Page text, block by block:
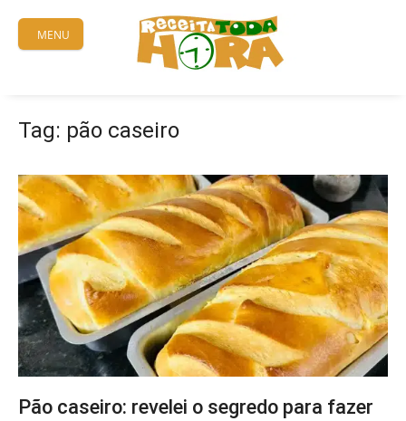
content
MENU
Tag: pão caseiro
Pão caseiro: revelei o segredo para fazer